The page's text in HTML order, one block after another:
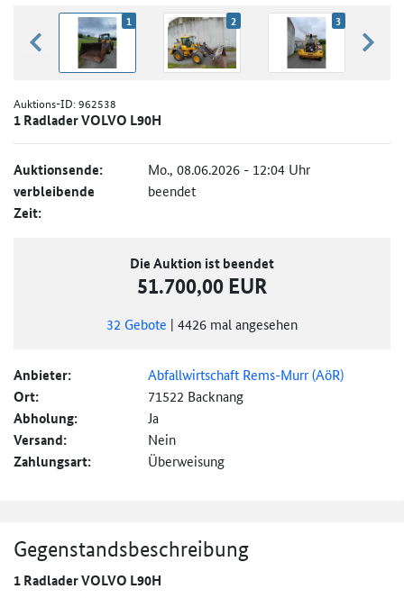
zurück blättern
1 2 3
Auktions-ID:962538
1 Radlader VOLVO L90H
Auktionsende: Mo., 08.06.2026 - 12:04 Uhr
verbleibende
Zeit:
beendet
Die Auktion ist beendet
51.700,00 EUR
32 Gebote | 4426 mal angesehen
Anbieter: Abfallwirtschaft Rems-Murr (AöR)
Ort: 71522 Backnang
Abholung: Ja
Versand: Nein
Zahlungsart: Überweisung
Gegenstandsbeschreibung
1 Radlader VOLVO L90H